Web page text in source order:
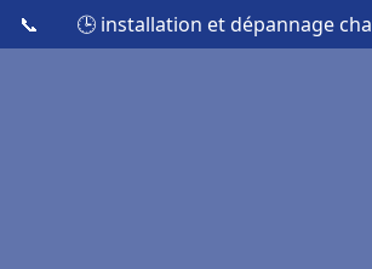
📞 🕒 installation et dépannage